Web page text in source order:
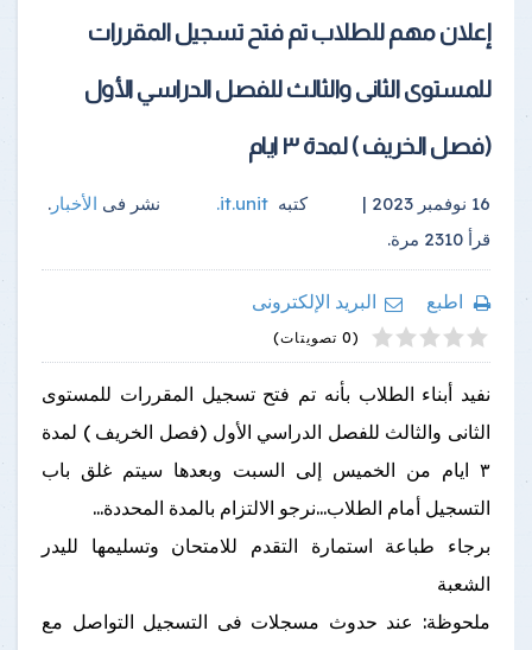
إعلان مهم للطلاب تم فتح تسجيل المقررات
للمستوى الثانى والثالث للفصل الدراسي الأول
(فصل الخريف ) لمدة ٣ ايام
16 نوفمبر 2023 | كتبهit.unit
. نشر فى الأخبار .
قرأ 2310 مرة.
اطبع
البريد الإلكترونى
1
2
3
4
5 (0 تصويتات)
نفيد أبناء الطلاب بأنه تم فتح تسجيل المقررات للمستوى
الثانى والثالث للفصل الدراسي الأول (فصل الخريف ) لمدة
٣ ايام من الخميس إلى السبت وبعدها سيتم غلق باب
التسجيل أمام الطلاب...نرجو الالتزام بالمدة المحددة...
برجاء طباعة استمارة التقدم للامتحان وتسليمها لليدر
الشعبة
ملحوظة: عند حدوث مسجلات فى التسجيل التواصل مع